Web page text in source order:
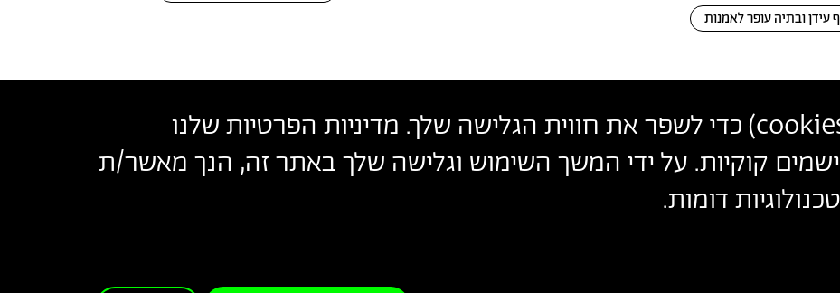
) כדי לשפר את חווית הגלישה שלך. מדיניות הפרטיות שלנו
קוקיות. על ידי המשך השימוש וגלישה שלך באתר זה, הנך מאשר/ת
דומות.
עידן ובתיה עופר לאמנות
פרטי
יצירת
קשר
צרו קשר
עקבו אחרינו
הצטרפו לניוזלטר שלנו